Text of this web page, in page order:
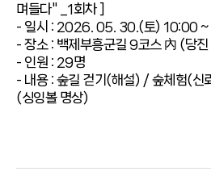
며들다" _1회차 ]
- 일시 : 2026. 05. 30.(토) 10:00
- 장소 : 백제부흥군길 9코스 內 (당
- 인원 : 29명
- 내용 : 숲길 걷기(해설) / 숲체험(신
(싱잉볼 명상)